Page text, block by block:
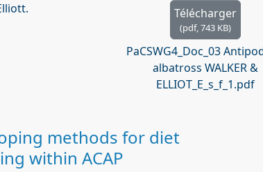
Télécharger
(pdf,743 KB)
PaCSWG4_Doc_03
albatross WALKER &
ELLIOT_E_s_f_1.pdf
methods for diet
within ACAP